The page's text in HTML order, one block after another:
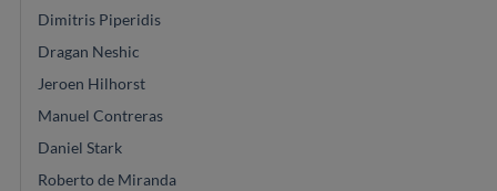
Dimitris Piperidis
Dragan Neshic
Jeroen Hilhorst
Manuel Contreras
Daniel Stark
Roberto de Miranda